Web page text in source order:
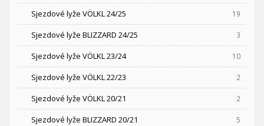
Sjezdové lyže VÖLKL 24/25 19
Sjezdové lyže BLIZZARD 24/25 3
Sjezdové lyže VÖLKL 23/24 10
Sjezdové lyže VÖLKL 22/23 2
Sjezdové lyže VÖLKL 20/21 2
Sjezdové lyže BLIZZARD 20/21 5